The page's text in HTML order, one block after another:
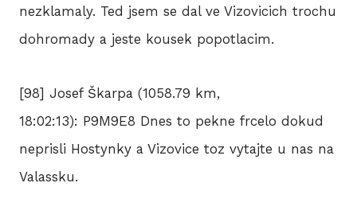
nezklamaly. Ted jsem se dal ve Vizovicich trochu
dohromady a jeste kousek popotlacim.
[98] Josef Škarpa (1058.79 km,
18:02:13): P9M9E8 Dnes to pekne frcelo dokud
neprisli Hostynky a Vizovice toz vytajte u nas na
Valassku.